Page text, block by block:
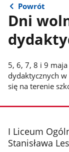
Powrót
Dni
5, 6, 7, 8 i 9
dydaktycznych w
się na terenie
stopka
I Liceum
Stanisława